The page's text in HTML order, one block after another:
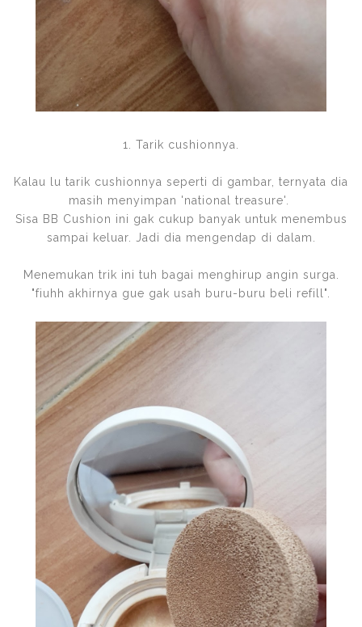
1. Tarik cushionnya.
Kalau lu tarik cushionnya seperti di gambar, ternyata dia
masih menyimpan 'national treasure'.
Sisa BB Cushion ini gak cukup banyak untuk menembus
sampai keluar. Jadi dia mengendap di dalam.
Menemukan trik ini tuh bagai menghirup angin surga.
"fiuhh akhirnya gue gak usah buru-buru beli refill".